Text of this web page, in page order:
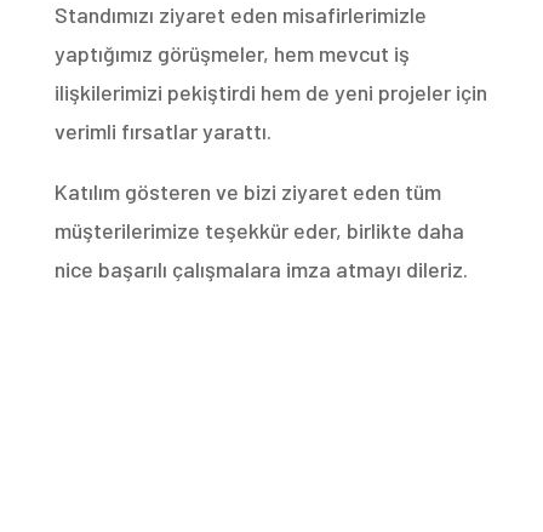
Standımızı ziyaret eden misafirlerimizle
yaptığımız görüşmeler, hem mevcut iş
ilişkilerimizi pekiştirdi hem de yeni projeler için
verimli fırsatlar yarattı.
Katılım gösteren ve bizi ziyaret eden tüm
müşterilerimize teşekkür eder, birlikte daha
nice başarılı çalışmalara imza atmayı dileriz.